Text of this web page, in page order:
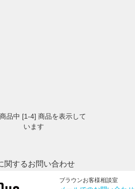
品中 [1-4] 商品を表示して
います
関するお問い合わせ
ブラウンお客様相談室